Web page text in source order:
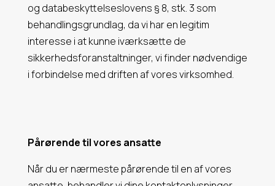
og databeskyttelseslovens § 8, stk. 3 som
behandlingsgrundlag, da vi har en legitim
interesse i at kunne iværksætte de
sikkerhedsforanstaltninger, vi findernødvendige
i forbindelse med driften af vores virksomhed.
Pårørende til vores ansatte
Når du er nærmeste pårørende til en af vores